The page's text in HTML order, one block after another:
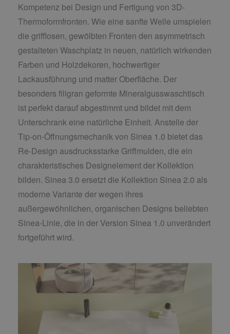
Kompetenz bei Design und Fertigung von 3D-
Thermoformfronten. Wie eine sanfte Welle umspielen
die grifflosen, gewölbten Fronten den asymmetrisch
gestalteten Waschplatz in neuen, natürlich wirkenden
Farben und Holzdekoren, hochwertiger
Lackausführung und matter Oberfläche. Der
besonders filigran geformte Mineralgusswaschtisch
ist perfekt darauf abgestimmt und bildet mit dem
Unterschrank eine natürliche Einheit. Anstelle der
Tip-on-Öffnungsmechanik von Sinea 1.0 bietet das
Re-Design ausdrucksstarke Griffmulden, die ein
charakteristisches Designelement der Kollektion
bilden. Sinea 3.0 ersetzt die Kollektion Sinea 2.0 als
moderne Variante der wegen ihres
außergewöhnlichen, organischen Designs beliebten
Sinea-Linie, die in der Version Sinea 1.0 unverändert
fortgeführt wird.